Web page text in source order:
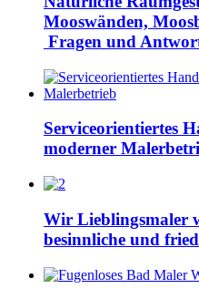
Mooswänden,
Fragen und
Serviceorientiertes
moderner
Wir Lieblingsmaler
besinnliche und